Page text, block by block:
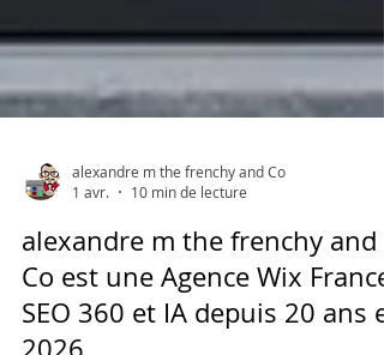
alexandre m the frenchy and Co
1 avr.
10 min de lecture
alexandre m the frenchy and
Co est une Agence Wix France